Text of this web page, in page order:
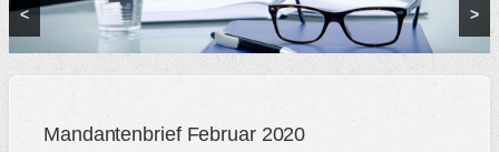
< >
Mandantenbrief Februar 2020